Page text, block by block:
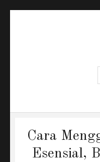
Cara
Esensial,